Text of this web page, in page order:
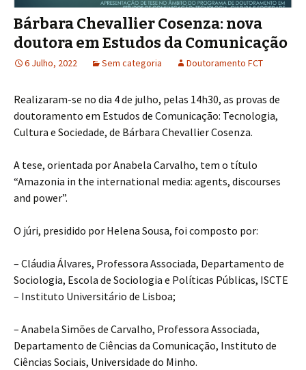
Bárbara Chevallier Cosenza: nova
doutora em Estudos da Comunicação
6 Julho, 2022 Sem categoria Doutoramento FCT
Realizaram-se no dia 4 de julho, pelas 14h30, as provas de
doutoramento em Estudos de Comunicação: Tecnologia,
Cultura e Sociedade, de Bárbara Chevallier Cosenza.
A tese, orientada por Anabela Carvalho, tem o título
“Amazonia in the international media: agents, discourses
and power”.
O júri, presidido por Helena Sousa, foi composto por:
– Cláudia Álvares, Professora Associada, Departamento de
Sociologia, Escola de Sociologia e Políticas Públicas, ISCTE
– Instituto Universitário de Lisboa;
– Anabela Simões de Carvalho, Professora Associada,
Departamento de Ciências da Comunicação, Instituto de
Ciências Sociais, Universidade do Minho.